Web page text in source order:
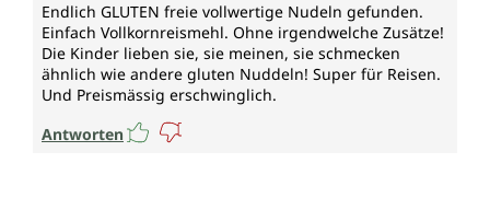
Endlich GLUTEN freie vollwertige Nudeln gefunden.
Einfach Vollkornreismehl. Ohne irgendwelche Zusätze!
Die Kinder lieben sie, sie meinen, sie schmecken
ähnlich wie andere gluten Nuddeln! Super für Reisen.
Und Preismässig erschwinglich.
Antworten